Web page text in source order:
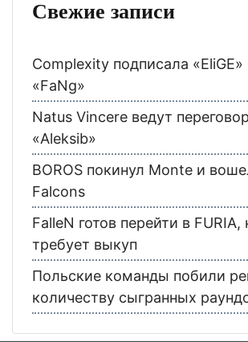
Свежие записи
Complexity подписала «EliGE»
«FaNg»
Natus Vincere ведут
«Aleksib»
BOROS покинул Monte и
Falcons
FalleN готов перейти в FURIA,
требует выкуп
Польские команды побили
количеству сыгранных